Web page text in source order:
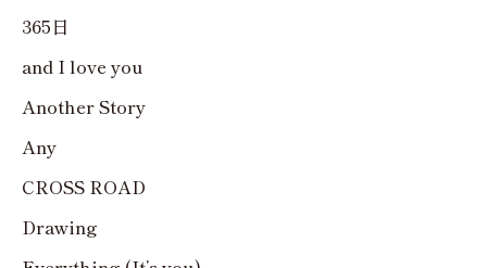
365日
and I love you
Another Story
Any
CROSS ROAD
Drawing